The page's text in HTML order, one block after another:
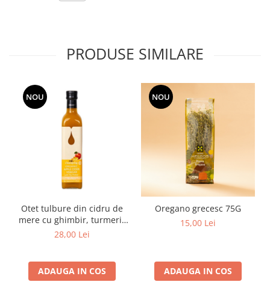
PRODUSE SIMILARE
NOU
Otet tulbure din cidru de
mere cu ghimbir, turmeric
si piper negru Eco 500ml
28,00 Lei
ADAUGA IN COS
NOU
Oregano grecesc 75G
15,00 Lei
ADAUGA IN COS